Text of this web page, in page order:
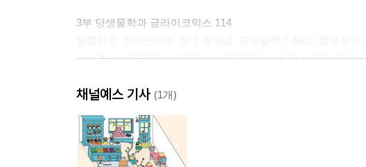
3부 당생물학과 글라이코믹스 114
달콤하고 끈적끈적한 당 / 질병과 당생물학 / ABO 혈액형
전이효소 / O-글루넥 당단백체 / O-글루넥 수식화 연구의 응용
4부 생물학자와 함께하는 상상초월 토크 콘서트 190
대담자 : 조진원 연세대학교 시스템생물학과 교수, 정재승 카이
채널예스 기사 (1개)